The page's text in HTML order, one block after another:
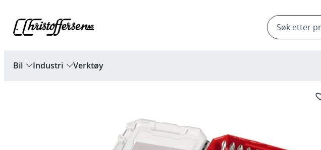
innhold
Products
search
Bil Industri Verktøy